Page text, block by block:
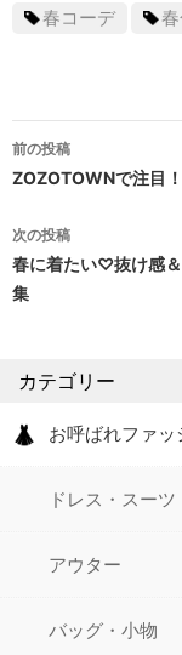
春コーデ
投
稿
ナ
ビ
ー
シ
前の投稿
ZOZOTOWNで注目
次の投稿
春に着たい♡抜け感
集
カテゴリー
お呼ばれファッ
ドレス・スーツ
アウター
バッグ・小物